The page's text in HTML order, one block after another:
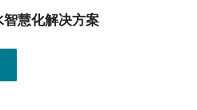
智慧化解决方案